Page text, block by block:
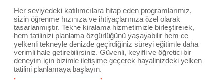
Her seviyedeki katılımcılara hitap eden programlarımız,
sizin öğrenme hızınıza ve ihtiyaçlarınıza özel olarak
tasarlanmıştır. Tekne kiralama hizmetimizle birleştirerek,
hem tatilinizi planlama özgürlüğünü yaşayabilir hem de
yelkenli tekneyle denizde geçirdiğiniz süreyi eğitimle daha
verimli hale getirebilirsiniz. Güvenli, keyifli ve öğretici bir
deneyim için bizimle iletişime geçerek hayalinizdeki yelken
tatilini planlamaya başlayın.